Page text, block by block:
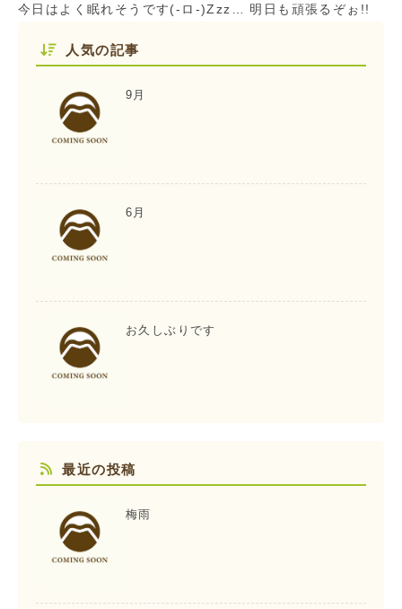
今日はよく眠れそうです(-ロ-)Zzz… 明日も頑張るぞぉ!!
人気の記事
9月
6月
お久しぶりです
最近の投稿
梅雨